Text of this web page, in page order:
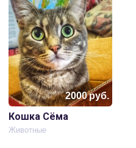
2000руб.
Кошка Сёма
Животные